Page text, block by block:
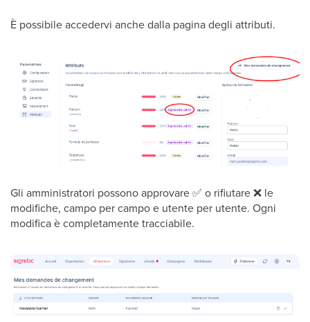
È possibile accedervi anche dalla pagina degli attributi.
Gli amministratori possono approvare✅ o rifiutare❌ le
modifiche, campo per campo e utente per utente. Ogni
modifica è completamente tracciabile.